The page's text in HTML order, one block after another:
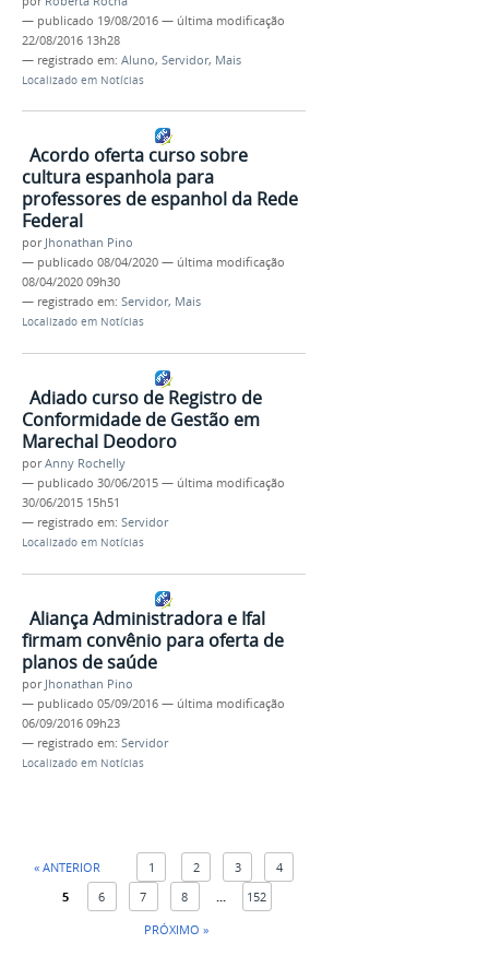
— publicado 19/08/2016 — última modificação
22/08/2016 13h28
— registrado em: Aluno, Servidor, Mais
Localizado em Notícias
Acordo oferta curso sobre
cultura espanhola para
professores de espanhol da Rede
Federal
por Jhonathan Pino
— publicado 08/04/2020 — última modificação
08/04/2020 09h30
— registrado em: Servidor, Mais
Localizado em Notícias
Adiado curso de Registro de
Conformidade de Gestão em
Marechal Deodoro
porAnny Rochelly
— publicado 30/06/2015 — última modificação
30/06/2015 15h51
— registrado em: Servidor
Localizado em Notícias
Aliança Administradora e Ifal
firmam convênio para oferta de
planos de saúde
por Jhonathan Pino
— publicado 05/09/2016 — última modificação
06/09/2016 09h23
— registrado em: Servidor
Localizado em Notícias
« ANTERIOR 1 2 3
4
5
6 7 8
152
PRÓXIMO »